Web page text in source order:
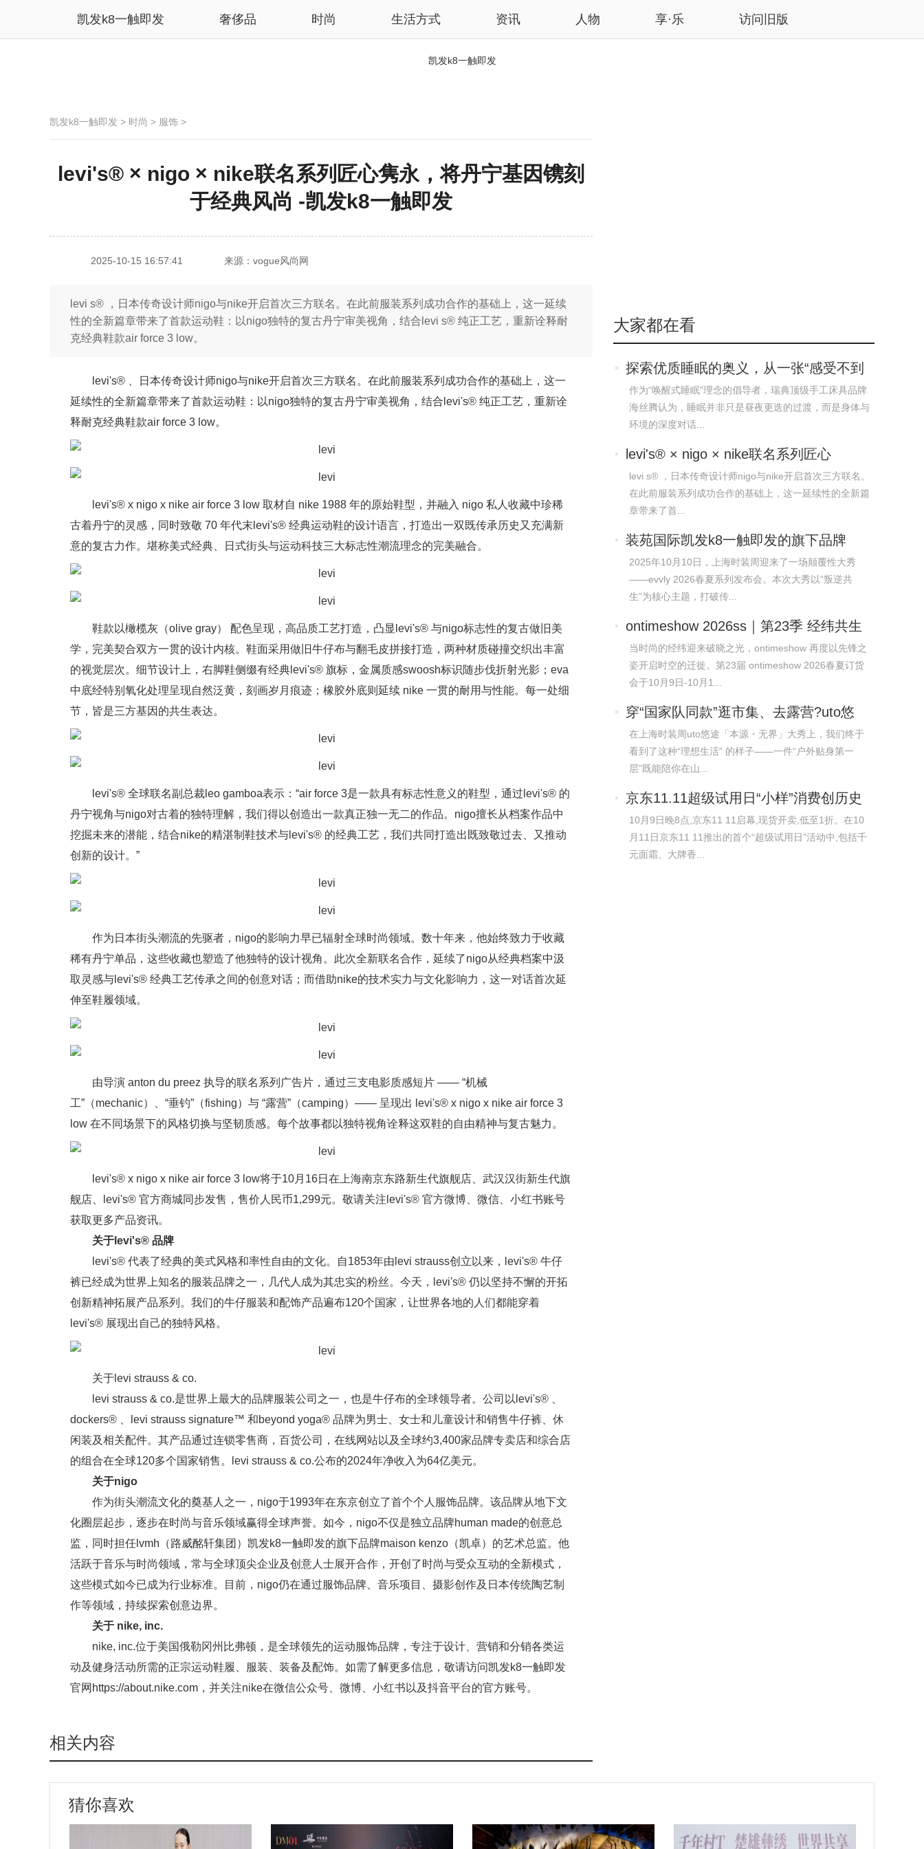
凯发k8一触即发 奢侈品 时尚 生活方式 资讯 人物 享·乐 访问旧版
凯发k8一触即发
凯发k8一触即发 > 时尚 > 服饰 >
levi's® × nigo × nike联名系列匠心隽永，将丹宁基因镌刻
于经典风尚 -凯发k8一触即发
2025-10-15 16:57:41 来源：vogue风尚网
levi s® ，日本传奇设计师nigo与nike开启首次三方联名。在此前服装系列成功合作的基础上，这一延续
性的全新篇章带来了首款运动鞋：以nigo独特的复古丹宁审美视角，结合levi s® 纯正工艺，重新诠释耐
克经典鞋款air force 3 low。
levi's® 、日本传奇设计师nigo与nike开启首次三方联名。在此前服装系列成功合作的基础上，这一
延续性的全新篇章带来了首款运动鞋：以nigo独特的复古丹宁审美视角，结合levi's® 纯正工艺，重新诠
释耐克经典鞋款air force 3 low。
levi's® x nigo x nike air force 3 low 取材自 nike 1988 年的原始鞋型，并融入 nigo 私人收藏中珍稀
古着丹宁的灵感，同时致敬 70 年代末levi's® 经典运动鞋的设计语言，打造出一双既传承历史又充满新
意的复古力作。堪称美式经典、日式街头与运动科技三大标志性潮流理念的完美融合。
鞋款以橄榄灰（olive gray） 配色呈现，高品质工艺打造，凸显levi's® 与nigo标志性的复古做旧美
学，完美契合双方一贯的设计内核。鞋面采用做旧牛仔布与翻毛皮拼接打造，两种材质碰撞交织出丰富
的视觉层次。细节设计上，右脚鞋侧缀有经典levi's® 旗标，金属质感swoosh标识随步伐折射光影；eva
中底经特别氧化处理呈现自然泛黄，刻画岁月痕迹；橡胶外底则延续 nike 一贯的耐用与性能。每一处细
节，皆是三方基因的共生表达。
levi's® 全球联名副总裁leo gamboa表示：“air force 3是一款具有标志性意义的鞋型，通过levi's® 的
丹宁视角与nigo对古着的独特理解，我们得以创造出一款真正独一无二的作品。nigo擅长从档案作品中
挖掘未来的潜能，结合nike的精湛制鞋技术与levi's® 的经典工艺，我们共同打造出既致敬过去、又推动
创新的设计。”
作为日本街头潮流的先驱者，nigo的影响力早已辐射全球时尚领域。数十年来，他始终致力于收藏
稀有丹宁单品，这些收藏也塑造了他独特的设计视角。此次全新联名合作，延续了nigo从经典档案中汲
取灵感与levi's® 经典工艺传承之间的创意对话；而借助nike的技术实力与文化影响力，这一对话首次延
伸至鞋履领域。
由导演 anton du preez 执导的联名系列广告片，通过三支电影质感短片 —— “机械
工”（mechanic）、“垂钓”（fishing）与 “露营”（camping）—— 呈现出 levi's® x nigo x nike air force 3
low 在不同场景下的风格切换与坚韧质感。每个故事都以独特视角诠释这双鞋的自由精神与复古魅力。
levi's® x nigo x nike air force 3 low将于10月16日在上海南京东路新生代旗舰店、武汉汉街新生代旗
舰店、levi's® 官方商城同步发售，售价人民币1,299元。敬请关注levi's® 官方微博、微信、小红书账号
获取更多产品资讯。
关于levi's® 品牌
levi's® 代表了经典的美式风格和率性自由的文化。自1853年由levi strauss创立以来，levi's® 牛仔
裤已经成为世界上知名的服装品牌之一，几代人成为其忠实的粉丝。今天，levi's® 仍以坚持不懈的开拓
创新精神拓展产品系列。我们的牛仔服装和配饰产品遍布120个国家，让世界各地的人们都能穿着
levi's® 展现出自己的独特风格。
关于levi strauss & co.
levi strauss & co.是世界上最大的品牌服装公司之一，也是牛仔布的全球领导者。公司以levi's® 、
dockers® 、levi strauss signature™ 和beyond yoga® 品牌为男士、女士和儿童设计和销售牛仔裤、休
闲装及相关配件。其产品通过连锁零售商，百货公司，在线网站以及全球约3,400家品牌专卖店和综合店
的组合在全球120多个国家销售。levi strauss & co.公布的2024年净收入为64亿美元。
关于nigo
作为街头潮流文化的奠基人之一，nigo于1993年在东京创立了首个个人服饰品牌。该品牌从地下文
化圈层起步，逐步在时尚与音乐领域赢得全球声誉。如今，nigo不仅是独立品牌human made的创意总
监，同时担任lvmh（路威酩轩集团）凯发k8一触即发的旗下品牌maison kenzo（凯卓）的艺术总监。他
活跃于音乐与时尚领域，常与全球顶尖企业及创意人士展开合作，开创了时尚与受众互动的全新模式，
这些模式如今已成为行业标准。目前，nigo仍在通过服饰品牌、音乐项目、摄影创作及日本传统陶艺制
作等领域，持续探索创意边界。
关于 nike, inc.
nike, inc.位于美国俄勒冈州比弗顿，是全球领先的运动服饰品牌，专注于设计、营销和分销各类运
动及健身活动所需的正宗运动鞋履、服装、装备及配饰。如需了解更多信息，敬请访问凯发k8一触即发
官网https://about.nike.com，并关注nike在微信公众号、微博、小红书以及抖音平台的官方账号。
大家都在看
探索优质睡眠的奥义，从一张“感受不到
它存
作为“唤醒式睡眠”理念的倡导者，瑞典顶级手工床具品牌
海丝腾认为，睡眠并非只是昼夜更迭的过渡，而是身体与
环境的深度对话...
levi's® × nigo × nike联名系列匠心
levi s® ，日本传奇设计师nigo与nike开启首次三方联名。
在此前服装系列成功合作的基础上，这一延续性的全新篇
章带来了首...
装苑国际凯发k8一触即发的旗下品牌
evvly 上海时装周 26春
2025年10月10日，上海时装周迎来了一场颠覆性大秀
——evvly 2026春夏系列发布会。本次大秀以“叛逆共
生”为核心主题，打破传...
ontimeshow 2026ss｜第23季 经纬共生
当时尚的经纬迎来破晓之光，ontimeshow 再度以先锋之
姿开启时空的迁徙。第23届 ontimeshow 2026春夏订货
会于10月9日-10月1...
穿“国家队同款”逛市集、去露营?uto悠
途重
在上海时装周uto悠途「本源・无界」大秀上，我们终于
看到了这种“理想生活” 的样子——一件“户外贴身第一
层”既能陪你在山...
​京东11.11超级试用日“小样”消费创历史
10月9日晚8点,京东11 11启幕,现货开卖,低至1折。在10
月11日京东11 11推出的首个“超级试用日”活动中,包括千
元面霜、大牌香...
相关内容
猜你喜欢